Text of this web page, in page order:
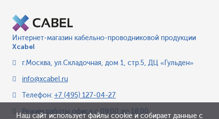
Интернет-магазин кабельно-проводниковой продукции
Xcabel
г.Москва, ул.Складочная, дом 1, стр.5, ДЦ «Гульден»
info@xcabel.ru
Телефон: +7 (495) 127-04-27
Режим работы офиса с 09:00 до 18:00
Наш сайт использует файлы cookie и собирает данные с